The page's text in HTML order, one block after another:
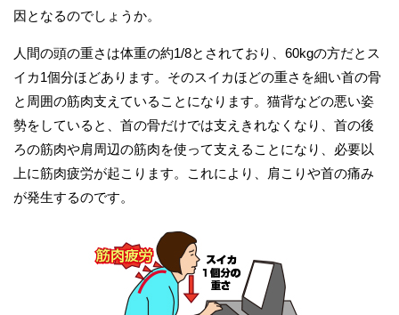
因となるのでしょうか。
人間の頭の重さは体重の約1/8とされており、60kgの方だとス
イカ1個分ほどあります。そのスイカほどの重さを細い首の骨
と周囲の筋肉支えていることになります。猫背などの悪い姿
勢をしていると、首の骨だけでは支えきれなくなり、首の後
ろの筋肉や肩周辺の筋肉を使って支えることになり、必要以
上に筋肉疲労が起こります。これにより、肩こりや首の痛み
が発生するのです。